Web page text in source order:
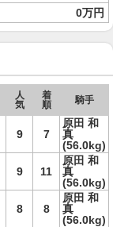
0万円
人
気
着
順
騎手
9 7
原田 和
真
(56.0kg)
9 11
原田 和
真
(56.0kg)
8 8
原田 和
真
(56.0kg)